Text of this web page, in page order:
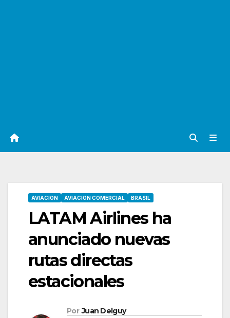
AVIACION AVIACION COMERCIAL BRASIL
LATAM Airlines ha
anunciado nuevas
rutas directas
estacionales
Por Juan Delguy